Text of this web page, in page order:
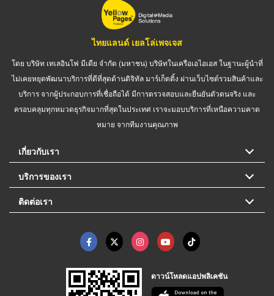
ไทยแลนด์ เยลโล่เพจเจส
โดย บริษัท เทเลอินโฟ มีเดีย จำกัด (มหาชน) บริษัทในเครือเอไอเอส ในฐานะผู้นำที่
ไม่เคยหยุดพัฒนาบริการที่ดีที่สุดด้านดิจิทัล มาร์เก็ตติ้ง ผ่านเว็บไซต์รวมสินค้าและ
บริการ จากผู้ประกอบการที่เชื่อถือได้ มีการตรวจสอบและยืนยันตัวตนจริง และ
ครอบคลุมทุกหมวดธุรกิจมากที่สุดในประเทศ เราจะมอบบริการที่เหนือความคาด
หมาย จากทีมงานคุณภาพ
เกี่ยวกับเรา
บริการของเรา
ติดต่อเรา
ดาวน์โหลดแอปพลิเคชัน